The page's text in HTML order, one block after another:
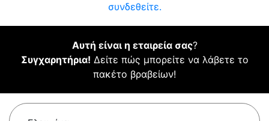
συνδεθείτε.
Αυτή είναι η εταιρεία σας?
Συγχαρητήρια! Δείτε πώς μπορείτε να λάβετε το
πακέτο βραβείων!